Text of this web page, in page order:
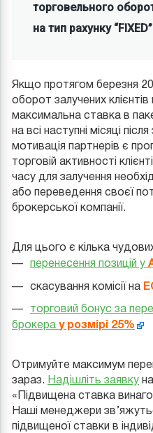
торговельного
на тип рахунку
Якщо протягом березня
оборот залучених
максимальна ставка в
на всі наступні місяці
мотивація партнерів є
торговій активності
часу для залучення
або переведення своєї
брокерської компанії.
Для цього є кілька
перенесення позицій у
скасування комісії на
торговий бонус за
брокера у розмірі 25%
Отримуйте максимум
зараз. Надішліть заявку
«Підвищена ставка
Наші менеджери
підвищеної ставки в